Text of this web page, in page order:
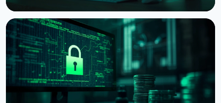
НОВОСТЬ
BTCPay Server предупредил о критической
уязвимости под атакой
8 августа 2026 г.3 мин чтения